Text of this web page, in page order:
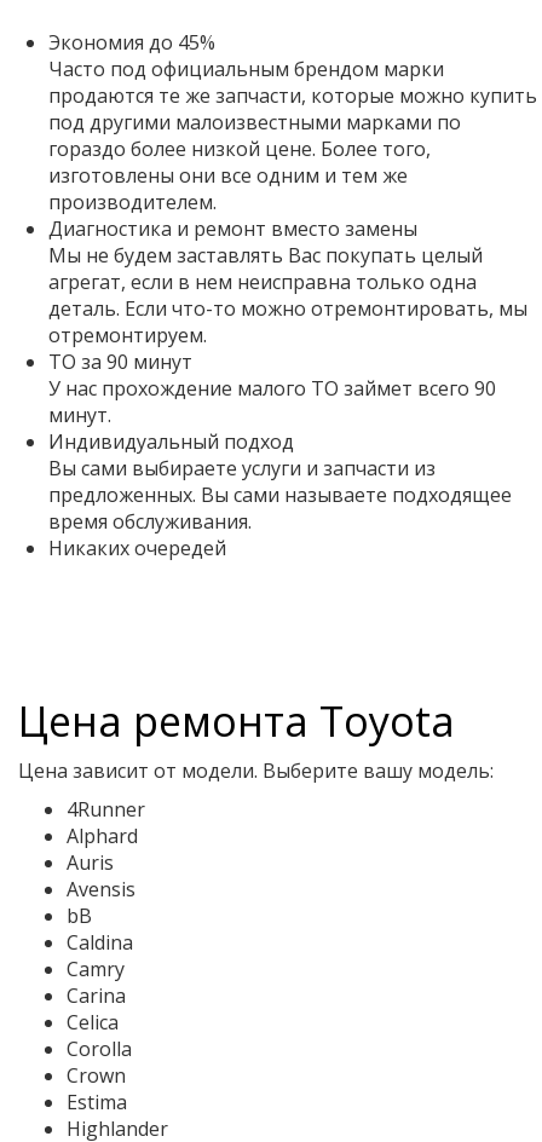
Экономия до 45%
Часто под официальным брендом марки
продаются те же запчасти, которые можно купить
под другими малоизвестными марками по
гораздо более низкой цене. Более того,
изготовлены они все одним и тем же
производителем.
Диагностика и ремонт вместо замены
Мы не будем заставлять Вас покупать целый
агрегат, если в нем неисправна только одна
деталь. Если что-то можно отремонтировать, мы
отремонтируем.
ТО за 90 минут
У нас прохождение малого ТО займет всего 90
минут.
Индивидуальный подход
Вы сами выбираете услуги и запчасти из
предложенных. Вы сами называете подходящее
время обслуживания.
Никаких очередей
Цена ремонта Toyota
Цена зависит от модели. Выберите вашу модель:
4Runner
Alphard
Auris
Avensis
bB
Caldina
Camry
Carina
Celica
Corolla
Crown
Estima
Highlander